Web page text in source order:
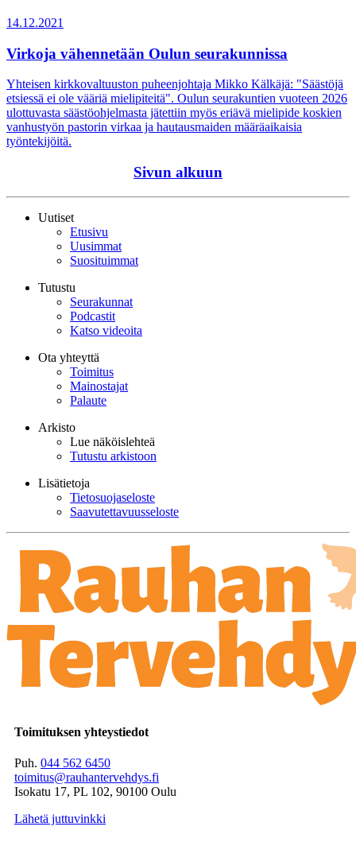
14.12.2021
Virkoja vähennetään Oulun seurakunnissa
Yhteisen kirkkovaltuuston puheenjohtaja Mikko Kälkäjä: "Säästöjä
etsiessä ei ole vääriä mielipiteitä". Oulun seurakuntien vuoteen 2026
ulottuvasta säästöohjelmasta jätettiin myös eriävä mielipide koskien
vanhustyön pastorin virkaa ja hautausmaiden määräaikaisia
työntekijöitä.
Sivun alkuun
Uutiset
Etusivu
Uusimmat
Suosituimmat
Tutustu
Seurakunnat
Podcastit
Katso videoita
Ota yhteyttä
Toimitus
Mainostajat
Palaute
Arkisto
Lue näköislehteä
Tutustu arkistoon
Lisätietoja
Tietosuojaseloste
Saavutettavuusseloste
Toimituksen yhteystiedot
Puh. 044 562 6450
toimitus@rauhantervehdys.fi
Isokatu 17, PL 102, 90100 Oulu
Lähetä juttuvinkki